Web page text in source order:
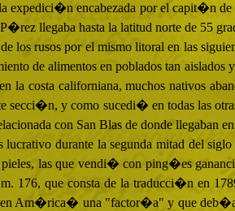
expedici�n encabezada por el capit�n
llegaba hasta la latitud norte de 55
de los rusos por el mismo litoral en las
de alimentos en poblados tan
la costa californiana, muchos nativos
secci�n, y como sucedi� en todas las
con San Blas de donde
durante la segunda mitad del
las que vendi� con ping�es
176, que consta de la traducci�n en
Am�rica� una "factor�a" y que deb�a